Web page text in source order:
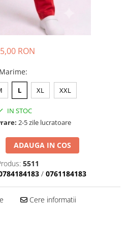
RON
Marime:
L XL XXL
IN STOC
2-5 zile lucratoare
ADAUGA IN COS
5511
/ 0761184183
Cere informatii